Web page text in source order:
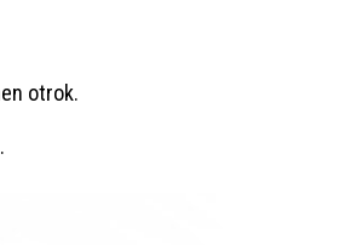
otrok.